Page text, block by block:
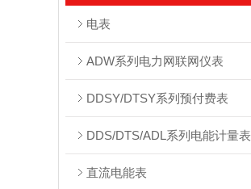
电表
ADW系列电力网联网仪表
DDSY/DTSY系列预付费表
DDS/DTS/ADL系列电能计量表
直流电能表